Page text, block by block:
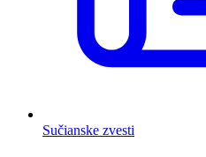
Sučianske zvesti